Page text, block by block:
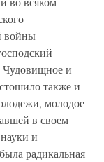
войны
Чудовищное и
также и
молодое
в своем
и
радикальная